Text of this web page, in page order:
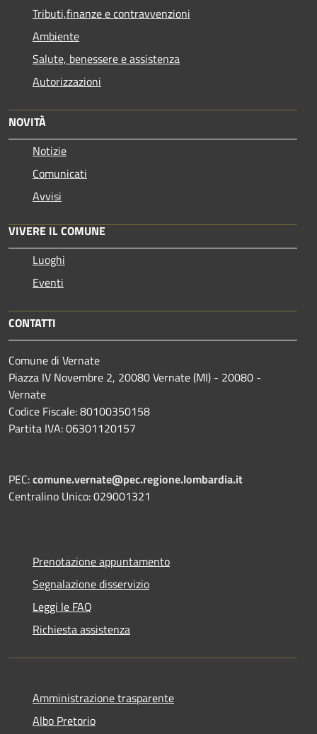
Tributi,finanze e contravvenzioni
Ambiente
Salute, benessere e assistenza
Autorizzazioni
NOVITÀ
Notizie
Comunicati
Avvisi
VIVERE IL COMUNE
Luoghi
Eventi
CONTATTI
Comune di Vernate
Piazza IV Novembre 2, 20080 Vernate (MI) - 20080 -
Vernate
Codice Fiscale: 80100350158
Partita IVA: 06301120157
PEC:comune.vernate@pec.regione.lombardia.it
Centralino Unico: 029001321
Prenotazione appuntamento
Segnalazione disservizio
Leggi le FAQ
Richiesta assistenza
Amministrazione trasparente
Albo Pretorio